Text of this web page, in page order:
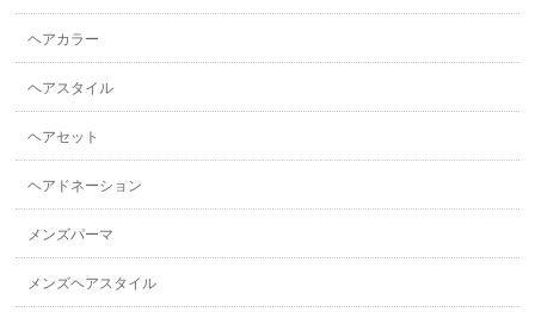
ヘアカラー
ヘアスタイル
ヘアセット
ヘアドネーション
メンズパーマ
メンズヘアスタイル